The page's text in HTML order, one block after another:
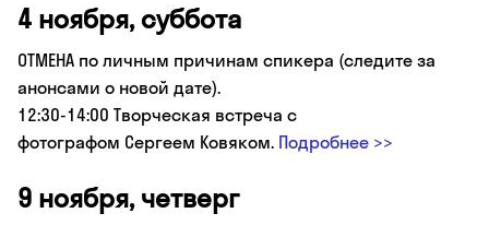
4 ноября, суббота
ОТМЕНА по личным причинам спикера (следите за
анонсами о новой дате).
12:30-14:00 Творческая встреча с
фотографом Сергеем Ковяком. Подробнее >>
9 ноября, четверг